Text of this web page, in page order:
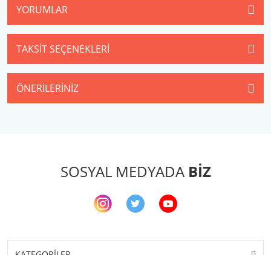
YORUMLAR
TAKSIT SEÇENEKLERI
ÖNERILERINIZ
SOSYAL MEDYADA BİZ